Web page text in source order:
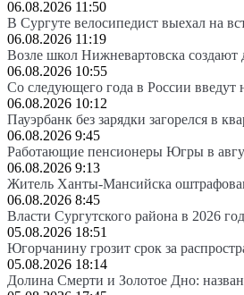
06.08.2026 11:50
В Сургуте велосипедист выехал на
06.08.2026 11:19
Возле школ Нижневартовска создают
06.08.2026 10:55
Со следующего года в России введут
06.08.2026 10:12
Пауэрбанк без зарядки загорелся в
06.08.2026 9:45
Работающие пенсионеры Югры в
06.08.2026 9:13
Житель Ханты-Мансийска
06.08.2026 8:45
Власти Сургутского района в 2026
05.08.2026 18:51
Югорчанину грозит срок за
05.08.2026 18:14
Долина Смерти и Золотое Дно: